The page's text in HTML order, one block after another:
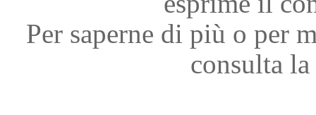
Per saperne di più o per
consulta